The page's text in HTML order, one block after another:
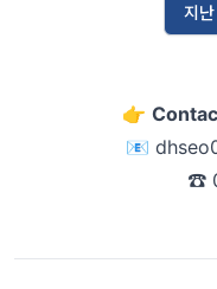
지
👉
📧
☎️